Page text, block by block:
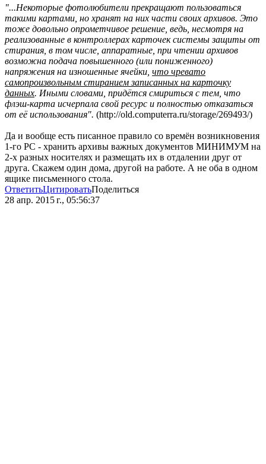
"...Некоторые фотолюбители прекращают пользоваться
такими картами, но хранят на них части своих архивов. Это
тоже довольно опрометчивое решение, ведь, несмотря на
реализованные в контроллерах карточек системы защиты от
стирания, в том числе, аппаратные, при чтении архивов
возможна подача повышенного (или пониженного)
напряжения на изношенные ячейки, что чревато
самопроизвольным стиранием записанных на карточку
данных. Иными словами, придётся смириться с тем, что
флэш-карта исчерпала свой ресурс и полностью отказаться
от её использования". (http://old.computerra.ru/storage/269493/)
Да и вообще есть писанное правило со времён возникновения
1-го PC - хранить архивы важных документов МИНИМУМ на
2-х разных носителях и размещать их в отдалении друг от
друга. Скажем один дома, другой на работе. А не оба в одном
ящике письменного стола.
ОтветитьЦитироватьПоделиться
28 апр. 2015 г., 05:56:37